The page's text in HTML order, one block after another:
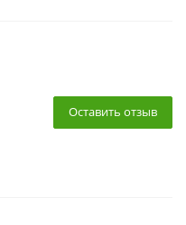
Оставить отзыв